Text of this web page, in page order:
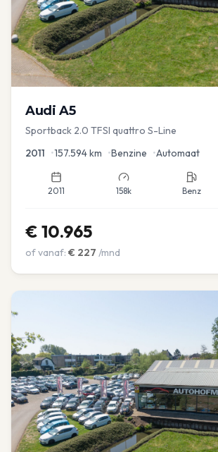
Audi A5
Sportback 2.0 TFSI quattro S-Line
2011 •157.594km •Benzine •Automaat
2011 158k Benz
€ 10.965
of vanaf: € 227 /mnd